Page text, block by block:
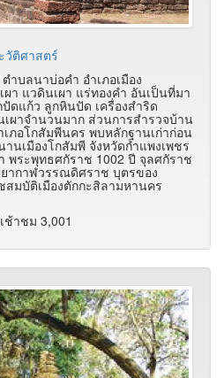
วัติศาสตร์
ำบลนาบ่อคำ อำเภอเมือง
ผา แวดินเผา แร่ทองคำ อันเป็นที่มา
ดแก้ว ลูกหินปัด เครื่องสำริด
ผาจำนวนมาก ส่วนการสำรวจบ้าน
เภอโกสัมพีนคร พบหลักฐานเก่าก่อน
นเมืองโกสัมพี จังหวัดกำแพงเพชร
พระพุทธศกัราช 1002 ปี จุลศกัราช
ากาฬวรรณดิศราช บุตรของ
สมบัติเมืองตักกะสิลามหานคร
ช้าชม 3,001